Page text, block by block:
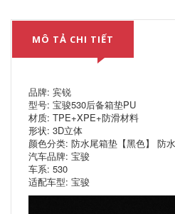
MÔ TẢ CHI TIẾT
品牌: 宾锐
型号: 宝骏530后备箱垫PU
材质: TPE+XPE+防滑材料
形状: 3D立体
颜色分类: 防水尾箱垫【黑色】 防
汽车品牌: 宝骏
车系: 530
适配车型: 宝骏